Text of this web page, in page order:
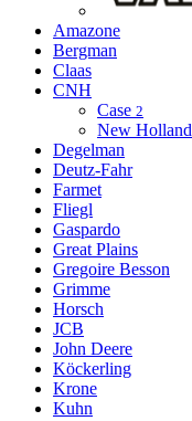
Amazone
Bergman
Claas
CNH
Case 2
New Holland
Degelman
Deutz-Fahr
Farmet
Fliegl
Gaspardo
Great Plains
Gregoire Besson
Grimme
Horsch
JCB
John Deere
Köckerling
Krone
Kuhn